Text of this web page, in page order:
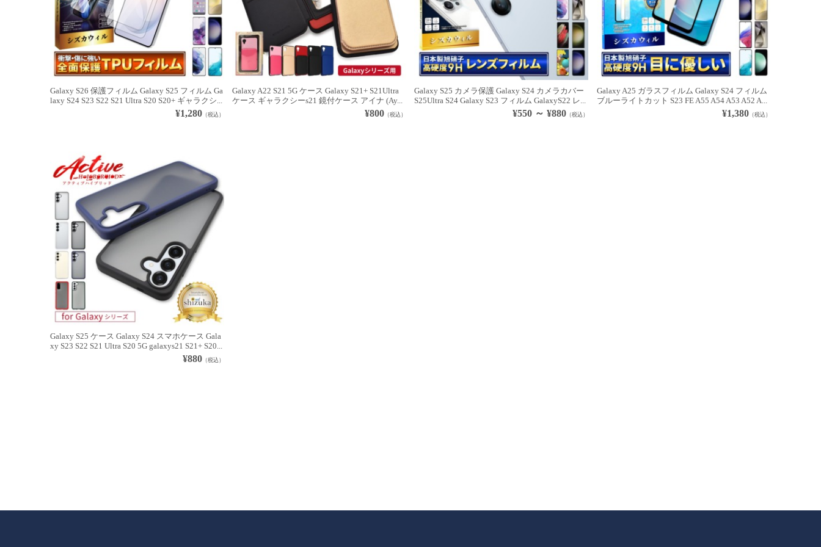
Galaxy S26 保護フィルム Galaxy S25 フィルム Ga
laxy S24 S23 S22 S21 Ultra S20 S20+ ギャラクシ...
¥1,280（税込）
Galaxy A22 S21 5G ケース Galaxy S21+ S21Ultra
ケース ギャラクシーs21 鏡付ケース アイナ (Ay...
¥800 （税込）
Galaxy S25 カメラ保護 Galaxy S24 カメラカバー
S25Ultra S24 Galaxy S23 フィルム GalaxyS22 レ...
¥550 ～ ¥880 （税込）
Galaxy A25 ガラスフィルム Galaxy S24 フィルム
ブルーライトカット S23 FE A55 A54 A53 A52 A...
¥1,380（税込）
Galaxy S25 ケース Galaxy S24 スマホケース Gala
xy S23 S22 S21 Ultra S20 5G galaxys21 S21+ S20...
¥880（税込）